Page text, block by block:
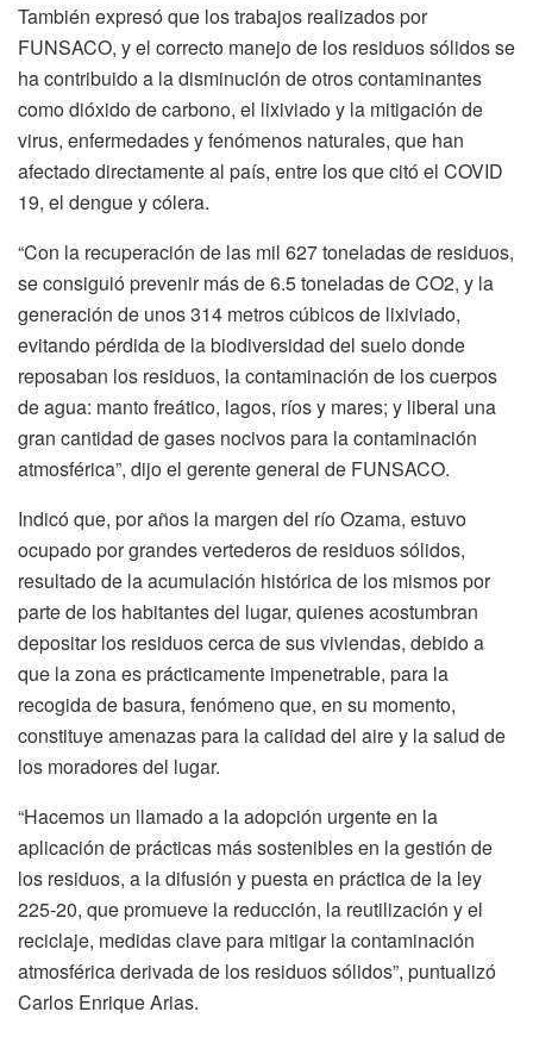
También expresó que los trabajos realizados por
FUNSACO, y el correcto manejo de los residuos sólidos se
ha contribuido a la disminución de otros contaminantes
como dióxido de carbono, el lixiviado y la mitigación de
virus, enfermedades y fenómenos naturales, que han
afectado directamente al país, entre los que citó el COVID
19, el dengue y cólera.
“Con la recuperación de las mil 627 toneladas de residuos,
se consiguió prevenir más de 6.5 toneladas de CO2, y la
generación de unos 314 metros cúbicos de lixiviado,
evitando pérdida de la biodiversidad del suelo donde
reposaban los residuos, la contaminación de los cuerpos
de agua: manto freático, lagos, ríos y mares; y liberal una
gran cantidad de gases nocivos para la contaminación
atmosférica”, dijo el gerente general de FUNSACO.
Indicó que, por años la margen del río Ozama, estuvo
ocupado por grandes vertederos de residuos sólidos,
resultado de la acumulación histórica de los mismos por
parte de los habitantes del lugar, quienes acostumbran
depositar los residuos cerca de sus viviendas, debido a
que la zona es prácticamente impenetrable, para la
recogida de basura, fenómeno que, en su momento,
constituye amenazas para la calidad del aire y la salud de
los moradores del lugar.
“Hacemos un llamado a la adopción urgente en la
aplicación de prácticas más sostenibles en la gestión de
los residuos, a la difusión y puesta en práctica de la ley
225-20, que promueve la reducción, la reutilización y el
reciclaje, medidas clave para mitigar la contaminación
atmosférica derivada de los residuos sólidos”, puntualizó
Carlos Enrique Arias.